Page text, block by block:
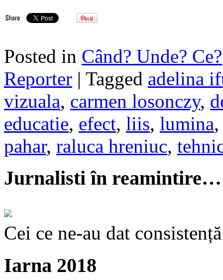
Posted in Când? Unde? Ce?
Reporter | Tagged adelina
vizuala, carmen losonczy,
educatie, efect, liis, lumina
pahar, raluca hreniuc,
Jurnalisti în reamintire…
Cei ce ne-au dat
Iarna 2018